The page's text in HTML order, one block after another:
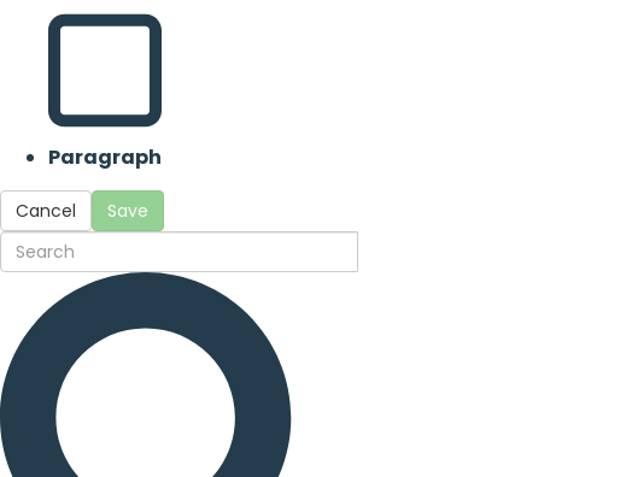
Paragraph
Cancel Save